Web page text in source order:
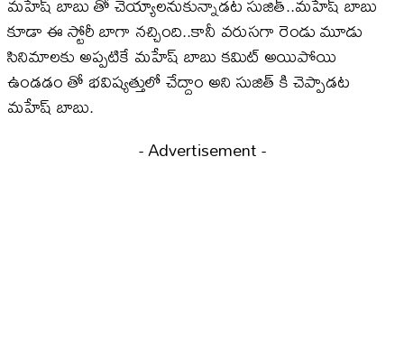
కూడా ఈ స్టోరీ బాగా నచ్చింది..కానీ వరుసగా రెండు మూడు
సినిమాలకు అప్పటికే మహేష్ బాబు కమిట్ అయిపోయి
ఉండడం తో భవిష్యత్తులో చేద్దాం అని సుజిత్ కి చెప్పాడట
మహేష్ బాబు.
- Advertisement -